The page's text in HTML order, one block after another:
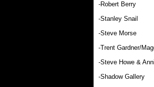
-Robert Berry
-Stanley Snail
-Steve Morse
-Trent Gardner/
-Steve Howe &
-Shadow Gallery